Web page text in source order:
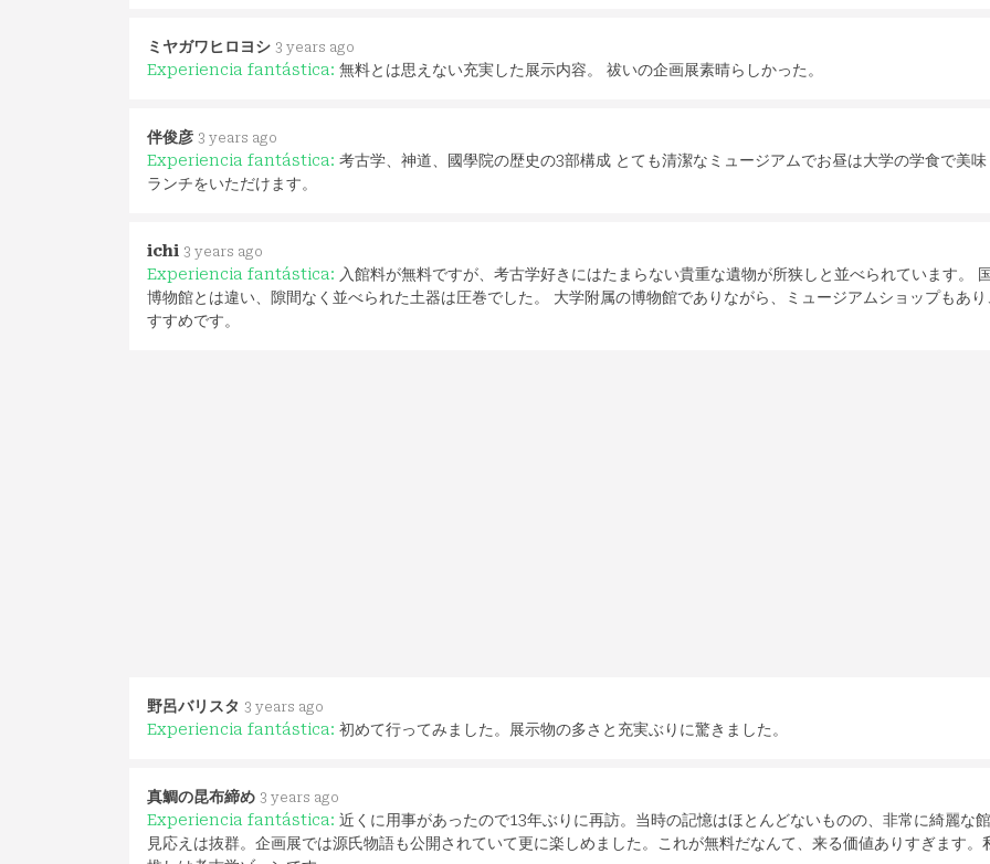
ミヤガワヒロヨシ 3 years ago
Experiencia fantástica: 無料とは思えない充実した展示内容。 祓いの企画展素晴らしかった。
伴俊彦 3 years ago
Experiencia fantástica: 考古学、神道、國學院の歴史の3部構成 とても清潔なミュージアムでお昼は大学の学食で美味
ランチをいただけます。
ichi 3 years ago
Experiencia fantástica: 入館料が無料ですが、考古学好きにはたまらない貴重な遺物が所狭しと並べられています。
博物館とは違い、隙間なく並べられた土器は圧巻でした。 大学附属の博物館でありながら、ミュージアムショップもあり
すすめです。
野呂バリスタ 3 years ago
Experiencia fantástica: 初めて行ってみました。展示物の多さと充実ぶりに驚きました。
真鯛の昆布締め 3 years ago
Experiencia fantástica: 近くに用事があったので13年ぶりに再訪。当時の記憶はほとんどないものの、非常に綺麗な
見応えは抜群。企画展では源氏物語も公開されていて更に楽しめました。これが無料だなんて、来る価値ありすぎます。